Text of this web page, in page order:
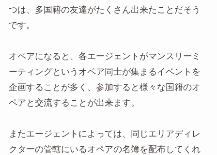
つは、多国籍の友達がたくさん出来たことだそう
です。
オペアになると、各エージェントがマンスリーミ
ーティングというオペア同士が集まるイベントを
企画することが多く、参加すると様々な国籍のオ
ペアと交流することが出来ます。
またエージェントによっては、同じエリアディレ
クターの管轄にいるオペアの名簿を配布してくれ